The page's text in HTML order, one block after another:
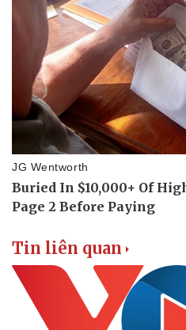
Doanh nghiệp
Thông tin doanh nghiệp
Tin liên quan